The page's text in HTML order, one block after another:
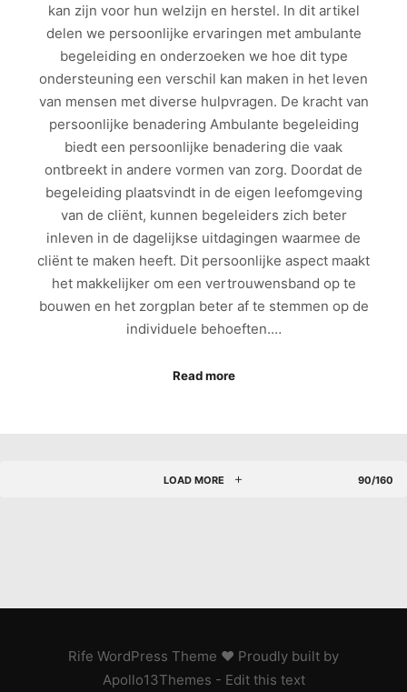
kan zijn voor hun welzijn en herstel. In dit artikel
delen we persoonlijke ervaringen met ambulante
begeleiding en onderzoeken we hoe dit type
ondersteuning een verschil kan maken in het leven
van mensen met diverse hulpvragen. De kracht van
persoonlijke benadering Ambulante begeleiding
biedt een persoonlijke benadering die vaak
ontbreekt in andere vormen van zorg. Doordat de
begeleiding plaatsvindt in de eigen leefomgeving
van de cliënt, kunnen begeleiders zich beter
inleven in de dagelijkse uitdagingen waarmee de
cliënt te maken heeft. Dit persoonlijke aspect maakt
het makkelijker om een vertrouwensband op te
bouwen en het zorgplan beter af te stemmen op de
individuele behoeften.…
Read more
LOAD MORE 90/160
Rife WordPress Theme ♥ Proudly built by
Apollo13Themes - Edit this text